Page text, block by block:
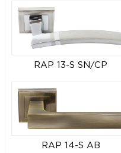
RAP 13-S SN/CP
RAP 14-S AB